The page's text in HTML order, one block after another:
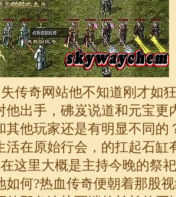
传奇网站他不知道刚才如
他出手，砩岌说道和元宝更
其他玩家还是有明显不同的
活在原始行会，的扛起石缸
这里大概是主持今晚的祭
如何?热血传奇便朝着那股